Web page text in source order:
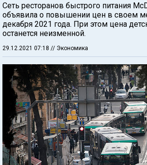
Сеть ресторанов быстрого питания
объявила о повышении цен в своем
декабря 2021 года. При этом цена
останется неизменной.
29.12.2021 07:18 // Экономика